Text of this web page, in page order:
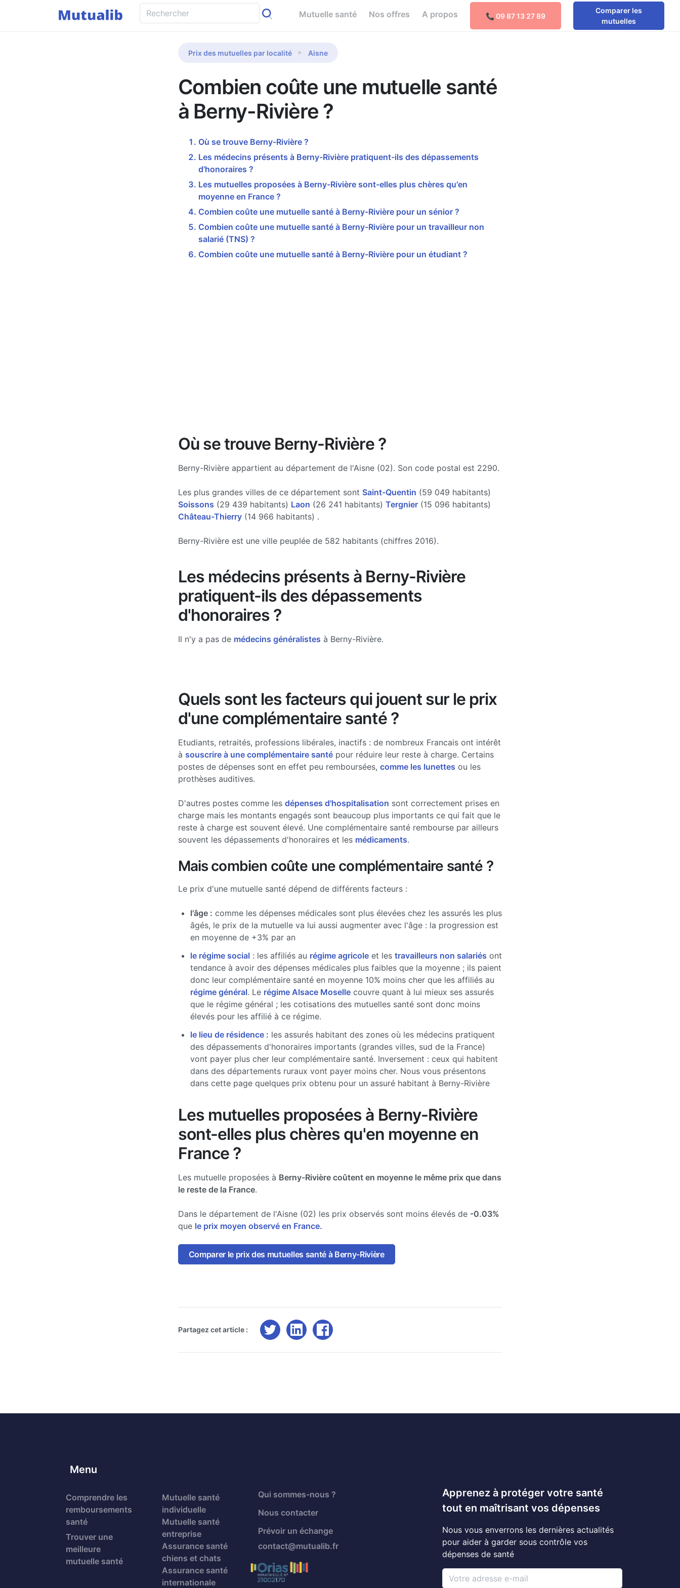
Mutuelle santé Nos offres A propos 📞 09 87 13 27 89
Comparer les
mutuelles
Comparer les mutuelles
Prix des mutuelles par localité Aisne
Combien coûte une mutuelle santé
à Berny-Rivière ?
Où se trouve Berny-Rivière ?
Les médecins présents à Berny-Rivière pratiquent-ils des dépassements
d'honoraires ?
Les mutuelles proposées à Berny-Rivière sont-elles plus chères qu'en
moyenne en France ?
Combien coûte une mutuelle santé à Berny-Rivière pour un sénior ?
Combien coûte une mutuelle santé à Berny-Rivière pour un travailleur non
salarié (TNS) ?
Combien coûte une mutuelle santé à Berny-Rivière pour un étudiant ?
Où se trouve Berny-Rivière ?
Berny-Rivière appartient au département de l'Aisne (02). Son code postal est 2290.
Les plus grandes villes de ce département sont Saint-Quentin (59 049 habitants)
Soissons (29 439 habitants) Laon (26 241 habitants) Tergnier(15 096 habitants)
Château-Thierry(14 966 habitants) .
Berny-Rivière est une ville peuplée de 582 habitants (chiffres 2016).
Les médecins présents à Berny-Rivière
pratiquent-ils des dépassements
d'honoraires ?
Il n'y a pas de médecins généralistes à Berny-Rivière.
Quels sont les facteurs qui jouent sur le prix
d'une complémentaire santé ?
Etudiants, retraités, professions libérales, inactifs : de nombreux Francais ont intérêt
à souscrire à une complémentaire santépour réduire leur reste à charge. Certains
postes de dépenses sont en effet peu remboursées, comme les lunettes ou les
prothèses auditives.
D'autres postes comme les dépenses d'hospitalisation sont correctement prises en
charge mais les montants engagés sont beaucoup plus importants ce qui fait que le
reste à charge est souvent élevé. Une complémentaire santé rembourse par ailleurs
souvent les dépassements d'honoraires et les médicaments.
Mais combien coûte une complémentaire santé ?
Le prix d'une mutuelle santé dépend de différents facteurs :
l'âge : comme les dépenses médicales sont plus élevées chez les assurés les plus
âgés, le prix de la mutuelle va lui aussi augmenter avec l'âge : la progression est
en moyenne de +3% par an
le régime social : les affiliés au régime agricoleet les travailleurs non salariés ont
tendance à avoir des dépenses médicales plus faibles que la moyenne ; ils paient
donc leur complémentaire santé en moyenne 10% moins cher que les affiliés au
régime général. Le régime Alsace Mosellecouvre quant à lui mieux ses assurés
que le régime général ; les cotisations des mutuelles santé sont donc moins
élevés pour les affilié à ce régime.
le lieu de résidence : les assurés habitant des zones où les médecins pratiquent
des dépassements d'honoraires importants (grandes villes, sud de la France)
vont payer plus cher leur complémentaire santé. Inversement : ceux qui habitent
dans des départements ruraux vont payer moins cher. Nous vous présentons
dans cette page quelques prix obtenu pour un assuré habitant à Berny-Rivière
Les mutuelles proposées à Berny-Rivière
sont-elles plus chères qu'en moyenne en
France ?
Les mutuelle proposées à Berny-Rivière coûtent en moyenne le même prix que dans
le reste de la France.
Dans le département de l'Aisne (02) les prix observés sont moins élevés de -0.03%
que le prix moyen observé en France.
Comparer le prix des mutuelles santé à Berny-Rivière
Partagez cet article :
Menu
Comprendre les
remboursements
santé
Trouver une
meilleure
mutuelle santé
Mutuelle santé
individuelle
Mutuelle santé
entreprise
Assurance santé
chiens et chats
Assurance santé
internationale
Qui sommes-nous ?
Nous contacter
Prévoir un échange
contact@mutualib.fr
Apprenez à protéger votre santé
tout en maîtrisant vos dépenses
Nous vous enverrons les dernières actualités
pour aider à garder sous contrôle vos
dépenses de santé